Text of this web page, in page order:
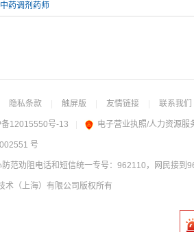
药调剂药师
隐私条款 触屏版 友情链接 联系我们
12015550号-13 电子营业执照/人力资源服
号
范劝阻电话和短信统一专号：962110，网民接到
术（上海）有限公司 版权所有